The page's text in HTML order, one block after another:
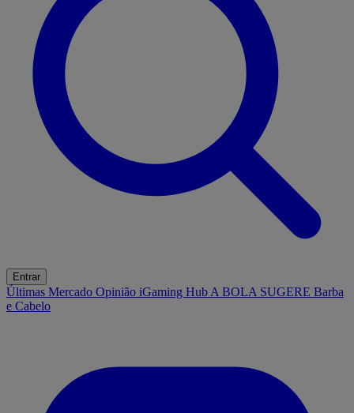
Entrar
Últimas Mercado Opinião iGaming Hub A BOLA SUGERE Barba
e Cabelo